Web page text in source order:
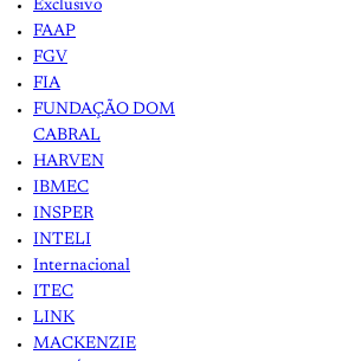
Exclusivo
FAAP
FGV
FIA
FUNDAÇÃO DOM
CABRAL
HARVEN
IBMEC
INSPER
INTELI
Internacional
ITEC
LINK
MACKENZIE